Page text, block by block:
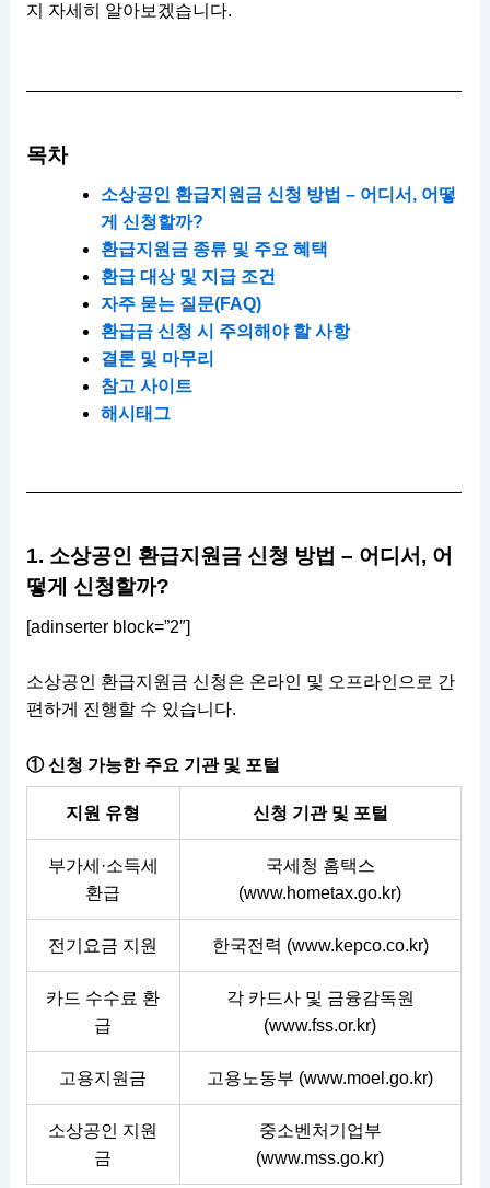
지 자세히 알아보겠습니다.
목차
소상공인 환급지원금 신청 방법 – 어디서, 어떻
게 신청할까?
환급지원금 종류 및 주요 혜택
환급 대상 및 지급 조건
자주 묻는 질문(FAQ)
환급금 신청 시 주의해야 할 사항
결론 및 마무리
참고 사이트
해시태그
1. 소상공인 환급지원금 신청 방법 – 어디서, 어
떻게 신청할까?
[adinserter block=”2″]
소상공인 환급지원금 신청은 온라인 및 오프라인으로 간
편하게 진행할 수 있습니다.
① 신청 가능한 주요 기관 및 포털
지원 유형 신청 기관 및 포털
부가세·소득세
환급
국세청 홈택스
(www.hometax.go.kr)
전기요금 지원 한국전력 (www.kepco.co.kr)
카드 수수료 환
급
각 카드사 및 금융감독원
(www.fss.or.kr)
고용지원금 고용노동부 (www.moel.go.kr)
소상공인 지원
금
중소벤처기업부
(www.mss.go.kr)